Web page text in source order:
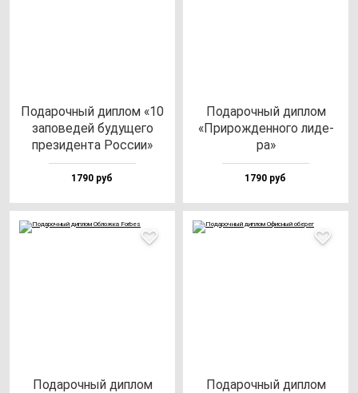
Пода­роч­ный дип­лом «10
за­по­ве­дей бу­ду­ще­го
пре­зи­ден­та Рос­сии»
1790 руб
Пода­роч­ный дип­лом
«При­рож­ден­но­го ли­де­
ра»
1790 руб
Пода­роч­ный дип­лом
Пода­роч­ный дип­лом